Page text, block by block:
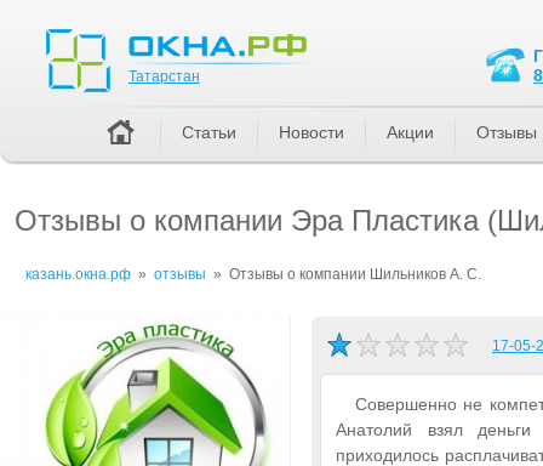
Отзывы о компании Эра Пластика
казань.окна.рф » отзывы » Отзывы о компании Шильников А. С.
17-05-
Совершенно не
Анатолий взял
приходилось
Татарстан
Статьи Новости Акции Отзывы